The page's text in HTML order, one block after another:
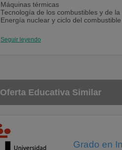
Máquinas térmicas
Tecnología de los combustibles y de la
Energía nuclear y ciclo del combustible
Utilización de la energía eléctrica
Eficiencia y ahorro energético
Mercado y transporte de la energía
Energías renovables
Gestión e ingeniería ambiental
Técnicas avanzadas en combustibles y
Técnicas de operación y
Seguir leyendo
Oferta Educativa Similar
Grado en